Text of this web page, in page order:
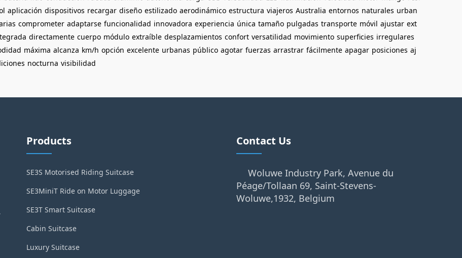
aplicación dispositivos recargar diseño estilizado aerodinámico estructura viajeros Australia entornos naturales urban
comprometer adaptarse funcionalidad innovadora experiencia única tamaño pulgadas transporte móvil ajustar ext
directamente cuerpo módulo extraíble desplazamientos confort versatilidad movimiento superficies irregulares
máxima alcanza km/h opción excelente urbanas público agotar fuerzas arrastrar fácilmente apagar posiciones aj
nocturna visibilidad
Products
SE3S Motorised Riding Suitcase
SE3MiniT Ride on Motor Luggage
SE3T Smart Suitcase
Cabin Suitcase
Luxury Suitcase
Contact Us
Woluwe Industry Park, Avenue du
Péage/Tollaan 69, Saint-Stevens-
Woluwe,1932, Belgium